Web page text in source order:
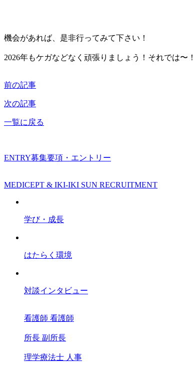
機会があれば、是非行ってみて下さい！
2026年もケガなどなく頑張りましょう！それでは〜！
前の記事
次の記事
一覧に戻る
ENTRY募集要項・エントリー
MEDICEPT & IKI-IKI SUN RECRUITMENT
学び・成長
はたらく環境
対談インタビュー
看護師 看護師
所長 副所長
理学療法士 人事